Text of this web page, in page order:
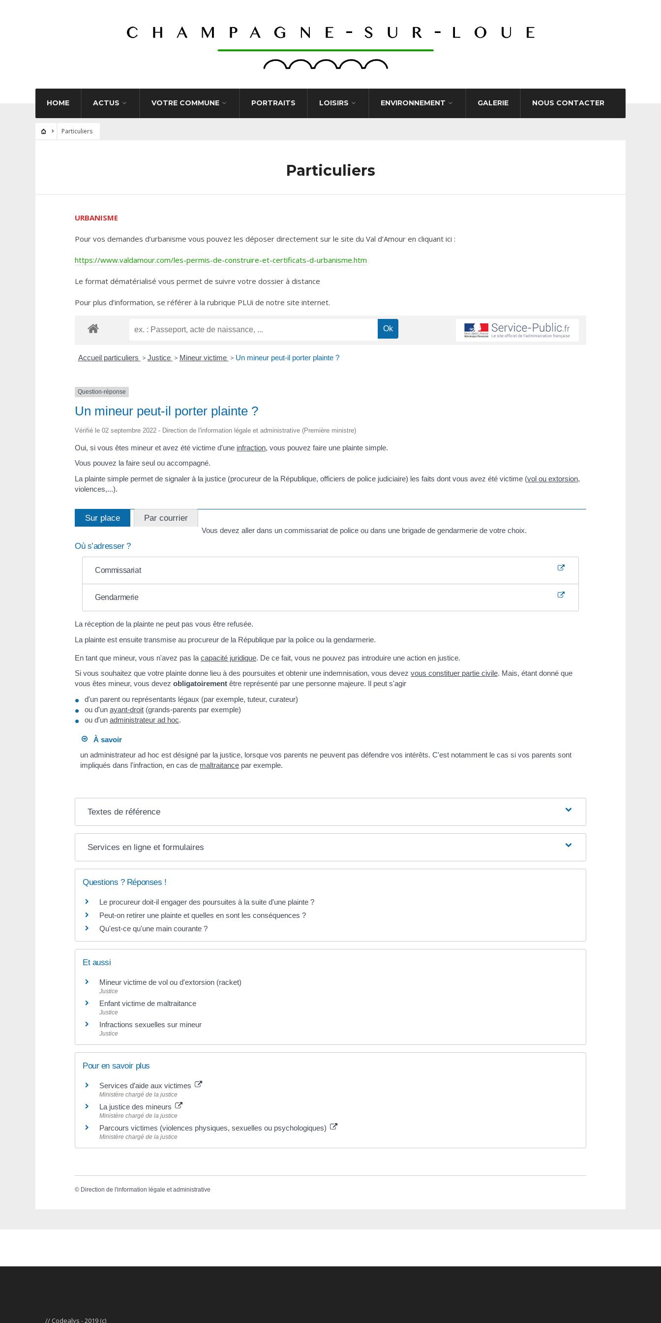
HOME ACTUS VOTRE COMMUNE PORTRAITS LOISIRS ENVIRONNEMENT GALERIE NOUS CONTACTER
Particuliers
Particuliers
URBANISME
Pour vos demandes d’urbanisme vous pouvez les déposer directement sur le site du Val d’Amour en cliquant ici :
https://www.valdamour.com/les-permis-de-construire-et-certificats-d-urbanisme.htm
Le format dématérialisé vous permet de suivre votre dossier à distance
Pour plus d’information, se référer à la rubrique PLUi de notre site internet.
Accueil particuliers > Justice > Mineur victime > Un mineur peut-il porter plainte ?
Question-réponse
Un mineur peut-il porter plainte ?
Vérifié le 02 septembre 2022 - Direction de l'information légale et administrative (Première ministre)
Oui, si vous êtes mineur et avez été victime d'une infraction, vous pouvez faire une plainte simple.
Vous pouvez la faire seul ou accompagné.
La plainte simple permet de signaler à la justice (procureur de la République, officiers de police judiciaire) les faits dont vous avez été victime (vol ou extorsion,
violences,...).
Sur place Par courrier
Vous devez aller dans un commissariat de police ou dans une brigade de gendarmerie de votre choix.
Où s’adresser ?
Commissariat
Gendarmerie
La réception de la plainte ne peut pas vous être refusée.
La plainte est ensuite transmise au procureur de la République par la police ou la gendarmerie.
En tant que mineur, vous n'avez pas la capacité juridique. De ce fait, vous ne pouvez pas introduire une action en justice.
Si vous souhaitez que votre plainte donne lieu à des poursuites et obtenir une indemnisation, vous devez vous constituer partie civile. Mais, étant donné que
vous êtes mineur, vous devez obligatoirement être représenté par une personne majeure. Il peut s'agir
d'un parent ou représentants légaux (par exemple, tuteur, curateur)
ou d'un ayant-droit (grands-parents par exemple)
ou d'un administrateur ad hoc.
À savoir
un administrateur ad hoc est désigné par la justice, lorsque vos parents ne peuvent pas défendre vos intérêts. C'est notamment le cas si vos parents sont
impliqués dans l'infraction, en cas de maltraitance par exemple.
Textes de référence
Services en ligne et formulaires
Questions ? Réponses !
Le procureur doit-il engager des poursuites à la suite d'une plainte ?
Peut-on retirer une plainte et quelles en sont les conséquences ?
Qu'est-ce qu'une main courante ?
Et aussi
Mineur victime de vol ou d'extorsion (racket)
Justice
Enfant victime de maltraitance
Justice
Infractions sexuelles sur mineur
Justice
Pour en savoir plus
Services d’aide aux victimes
Ministère chargé de la justice
La justice des mineurs
Ministère chargé de la justice
Parcours victimes (violences physiques, sexuelles ou psychologiques)
Ministère chargé de la justice
© Direction de l'information légale et administrative
// Codealys - 2019 (c)